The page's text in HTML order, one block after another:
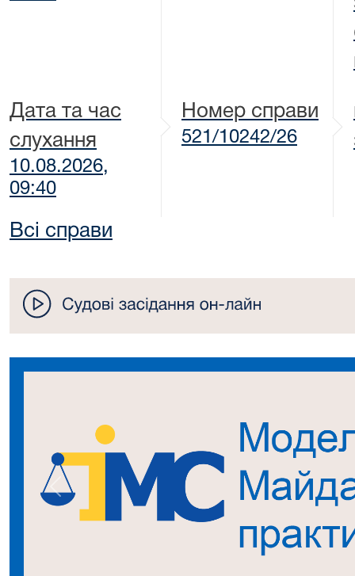
Дата та час
слухання
10.08.2026,
09:40
Номер справи
521/10242/26
Всі справи
Попередній